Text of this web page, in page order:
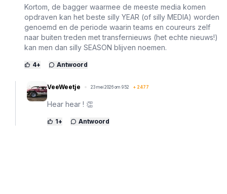
Kortom, de bagger waarmee de meeste media komen
opdraven kan het beste silly YEAR (of silly MEDIA) worden
genoemd en de periode waarin teams en coureurs zelf
naar buiten treden met transfernieuws (het echte nieuws!)
kan men dan silly SEASON blijven noemen.
4+ Antwoord
VeeWeetje 23 mei 2026 om 9:52 + 2477
Hear hear ! 👏
1+ Antwoord